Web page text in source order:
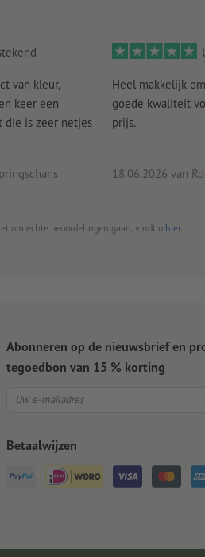
van kleur,
keer een
die is zeer netjes
Heel makkelijk
goede kwaliteit
prijs.
18.06.2026 van
om echte beoordelingen gaan, vindt u hier.
Abonneren op de nieuwsbrief en
tegoedbon van 15 % korting
Betaalwijzen